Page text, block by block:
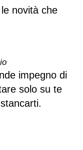
novità che
impegno di
solo su te